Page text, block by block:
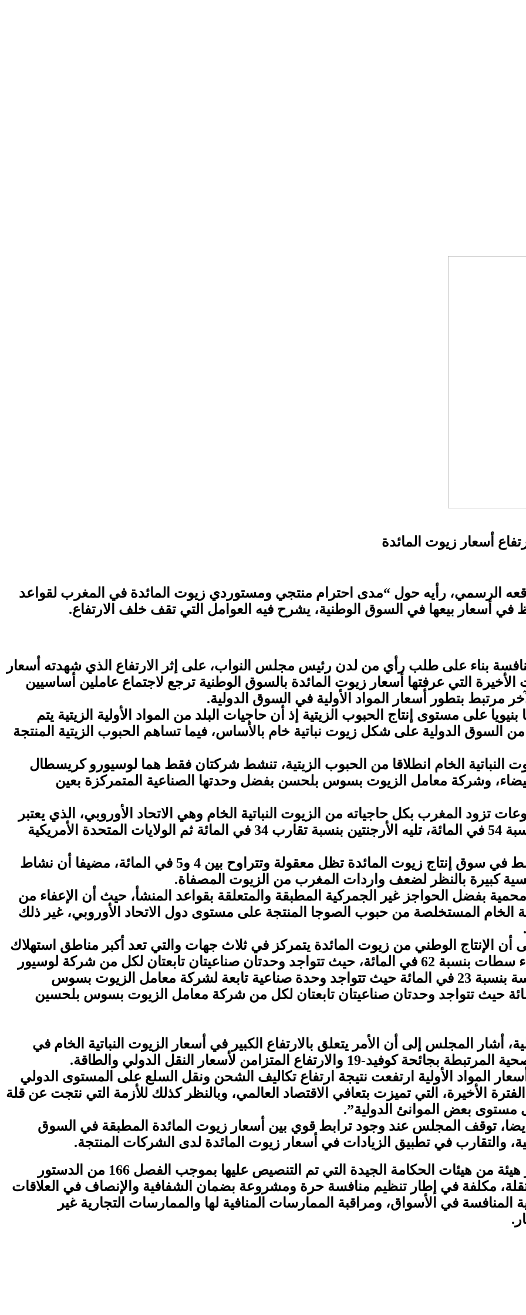
أسعار زيوت المائدة
الرسمي، رأيه حول “مدى احترام منتجي ومستوردي زيوت المائدة في المغرب لقواعد
في أسعار بيعها في السوق الوطنية، يشرح فيه العوامل التي تقف خلف الارتفاع.
بناء على طلب رأي من لدن رئيس مجلس النواب، على إثر الارتفاع الذي شهدته أسعار
التي عرفتها أسعار زيوت المائدة بالسوق الوطنية ترجع لاجتماع عاملين أساسيين
مرتبط بتطور أسعار المواد الأولية في السوق الدولية.
على مستوى إنتاج الحبوب الزيتية إذ أن حاجيات البلد من المواد الأولية الزيتية يتم
بالكامل بنسبة 98,7 في المائة من السوق الدولية على شكل زيوت نباتية خام بالأساس، فيما تساهم الحبوب الزيتية المنتجة
الخام انطلاقا من الحبوب الزيتية، تنشط شركتان فقط هما لوسيورو كريسطال
وشركة معامل الزيوت بسوس بلحسن بفضل وحدتها الصناعية المتمركزة بعين
المغرب بكل حاجياته من الزيوت النباتية الخام وهي الاتحاد الأوروبي، الذي يعتبر
أكبر مزود للمغرب من الزيوت النباتية الخام بنسبة 54 في المائة، تليه الأرجنتين بنسبة تقارب 34 في المائة ثم الولايات المتحدة الأمريكية
وأشار، إلى أن هوامش ربح الشركات التي تنشط في سوق إنتاج زيوت المائدة تظل معقولة وتتراوح بين 4 و5 في المائة، مضيفا أن نشاط
كبيرة بالنظر لضعف واردات المغرب من الزيوت المصفاة.
بفضل الحواجز غير الجمركية المطبقة والمتعلقة بقواعد المنشأ، حيث أن الإعفاء من
الخام المستخلصة من حبوب الصوجا المنتجة على مستوى دول الاتحاد الأوروبي، غير ذلك
أن الإنتاج الوطني من زيوت المائدة يتمركز في ثلاث جهات والتي تعد أكبر مناطق استهلاك
هذه المادة في المملكة، وهي جهة الدار البيضاء سطات بنسبة 62 في المائة، حيث تتواجد وحدتان صناعيتان تابعتان لكل من شركة لوسيور
كريسطال وشركة صافولا، تليها جهة سوس ماسة بنسبة 23 في المائة حيث تتواجد وحدة صناعية تابعة لشركة معامل الزيوت بسوس
فاس – مكناس بنسبة 15 في المائة حيث تتواجد وحدتان صناعيتان تابعتان لكل من شركة معامل الزيوت بسوس بلحسين
أشار المجلس إلى أن الأمر يتعلق بالارتفاع الكبير في أسعار الزيوت النباتية الخام في
المتزامن لأسعار النقل الدولي والطاقة.
المواد الأولية ارتفعت نتيجة ارتفاع تكاليف الشحن ونقل السلع على المستوى الدولي
الأخيرة، التي تميزت بتعافي الاقتصاد العالمي، وبالنظر كذلك للأزمة التي نتجت عن قلة
مستوى بعض الموانئ الدولية”.
توقف المجلس عند وجود ترابط قوي بين أسعار زيوت المائدة المطبقة في السوق
والتقارب في تطبيق الزيادات في أسعار زيوت المائدة لدى الشركات المنتجة.
و تجدر الإشارة، إلى أن مجلس المنافسة يعتبر هيئة من هيئات الحكامة الجيدة التي تم التنصيص عليها بموجب الفصل 166 من الدستور
مكلفة في إطار تنظيم منافسة حرة ومشروعة بضمان الشفافية والإنصاف في العلاقات
في الأسواق، ومراقبة الممارسات المنافية لها والممارسات التجارية غير